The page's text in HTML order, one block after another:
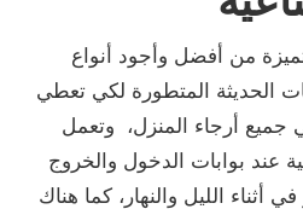
من أفضل وأجود أنواع
الحديثة المتطورة لكي تعطي
جميع أرجاء المنزل، وتعمل
عند بوابات الدخول والخروج
أثناء الليل والنهار، كما هناك